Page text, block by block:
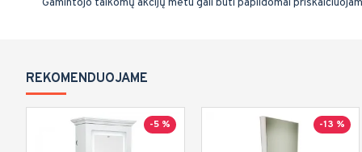
Gamintojo taikomų akcijų metu gali būti papildomai
REKOMENDUOJAME
-5 % -13 %